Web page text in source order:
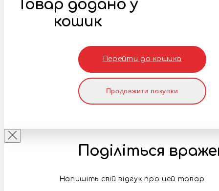
Товар додано у
кошик
Перейти до кошика
Продовжити покупки
Поділіться
Напишіть свій відгук про цей товар